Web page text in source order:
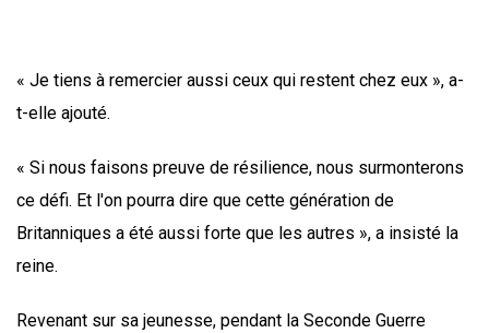
« Je tiens à remercier aussi ceux qui restent chez eux », a-
t-elle ajouté.
« Si nous faisons preuve de résilience, nous surmonterons
ce défi. Et l'on pourra dire que cette génération de
Britanniques a été aussi forte que les autres », a insisté la
reine.
Revenant sur sa jeunesse, pendant la Seconde Guerre